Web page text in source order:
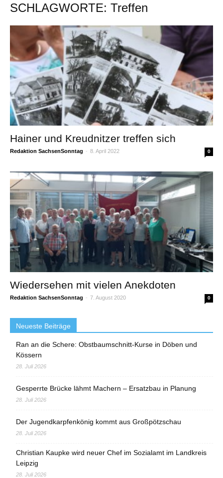
SCHLAGWORTE: Treffen
Hainer und Kreudnitzer treffen sich
Redaktion SachsenSonntag - 8. April 2022 0
Wiedersehen mit vielen Anekdoten
Redaktion SachsenSonntag - 7. August 2020 0
Neueste Beiträge
Ran an die Schere: Obstbaumschnitt-Kurse in Döben und
Kössern
28. Juli 2026
Gesperrte Brücke lähmt Machern – Ersatzbau in Planung
28. Juli 2026
Der Jugendkarpfenkönig kommt aus Großpötzschau
28. Juli 2026
Christian Kaupke wird neuer Chef im Sozialamt im Landkreis
Leipzig
28. Juli 2026